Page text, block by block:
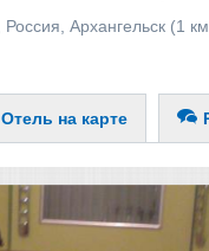
Россия Архангельск (1
Отель на карте